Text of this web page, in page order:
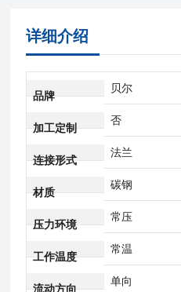
详细介绍
品牌
贝尔
加工定制
否
连接形式
法兰
材质
碳钢
压力环境
常压
工作温度
常温
流动方向
单向